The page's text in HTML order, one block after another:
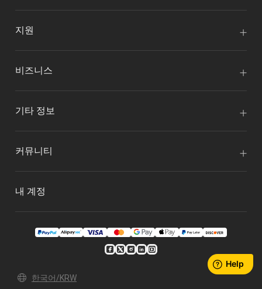
지원
비즈니스
기타 정보
커뮤니티
내 계정
한국어/KRW